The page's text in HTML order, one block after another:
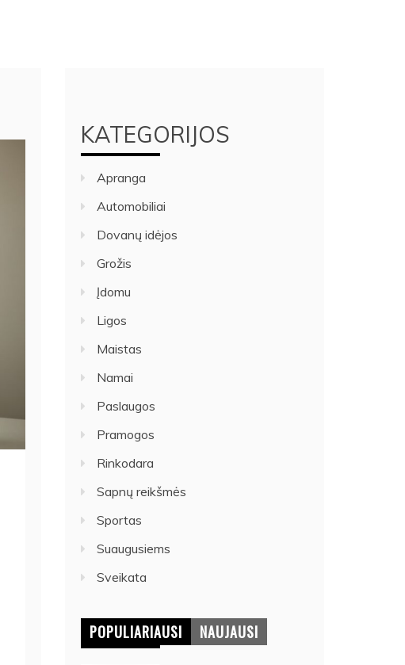
KATEGORIJOS
Apranga
Automobiliai
Dovanų idėjos
Grožis
Įdomu
Ligos
Maistas
Namai
Paslaugos
Pramogos
Rinkodara
Sapnų reikšmės
Sportas
Suaugusiems
Sveikata
POPULIARIAUSI NAUJAUSI